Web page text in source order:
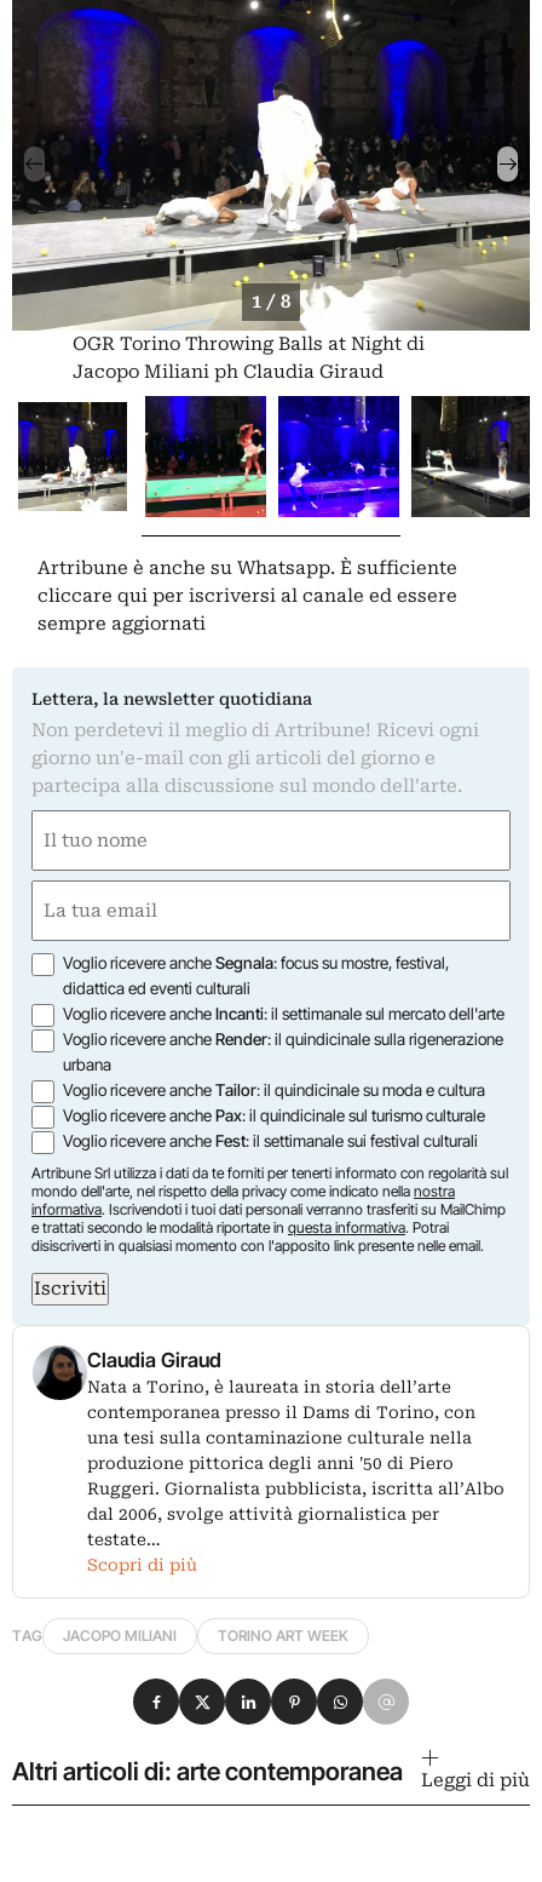
1 / 8
OGR Torino Throwing Balls at Night di
Jacopo Miliani ph Claudia Giraud
Artribune è anche su Whatsapp. È sufficiente
cliccare qui per iscriversi al canale ed essere
sempre aggiornati
Lettera, la newsletter quotidiana
Non perdetevi il meglio di Artribune! Ricevi ogni
giorno un'e-mail con gli articoli del giorno e
partecipa alla discussione sul mondo dell'arte.
(Obbligatorio)
Nome
(Obbligatorio)
Opzioni
Voglio ricevere ancheSegnala: focus su mostre, festival,
didattica ed eventi culturali
Voglio ricevere ancheIncanti: il settimanale sul mercato dell'arte
Voglio ricevere ancheRender: il quindicinale sulla rigenerazione
urbana
Voglio ricevere ancheTailor: il quindicinale su moda e cultura
Voglio ricevere anchePax: il quindicinale sul turismo culturale
Voglio ricevere ancheFest: il settimanale sui festival culturali
Artribune Srl utilizza i dati da te forniti per tenerti informato con regolarità sul
mondo dell'arte, nel rispetto della privacy come indicato nella nostra
informativa. Iscrivendoti i tuoi dati personali verranno trasferiti su MailChimp
e trattati secondo le modalità riportate in questa informativa. Potrai
disiscriverti in qualsiasi momento con l'apposito link presente nelle email.
Iscriviti
Claudia Giraud
Nata a Torino, è laureata in storia dell’arte
contemporanea presso il Dams di Torino, con
una tesi sulla contaminazione culturale nella
produzione pittorica degli anni '50 di Piero
Ruggeri. Giornalista pubblicista, iscritta all’Albo
dal 2006, svolge attività giornalistica per
testate…
Scopri di più
TAG JACOPO MILIANI TORINO ART WEEK
Condividi su Facebook
Condividi su X
Condividi su LinkedIn
Condividi su Pinterest
Condividi su WhatsApp
Condividi su Email
Altri articoli di: arte contemporanea Leggi di più